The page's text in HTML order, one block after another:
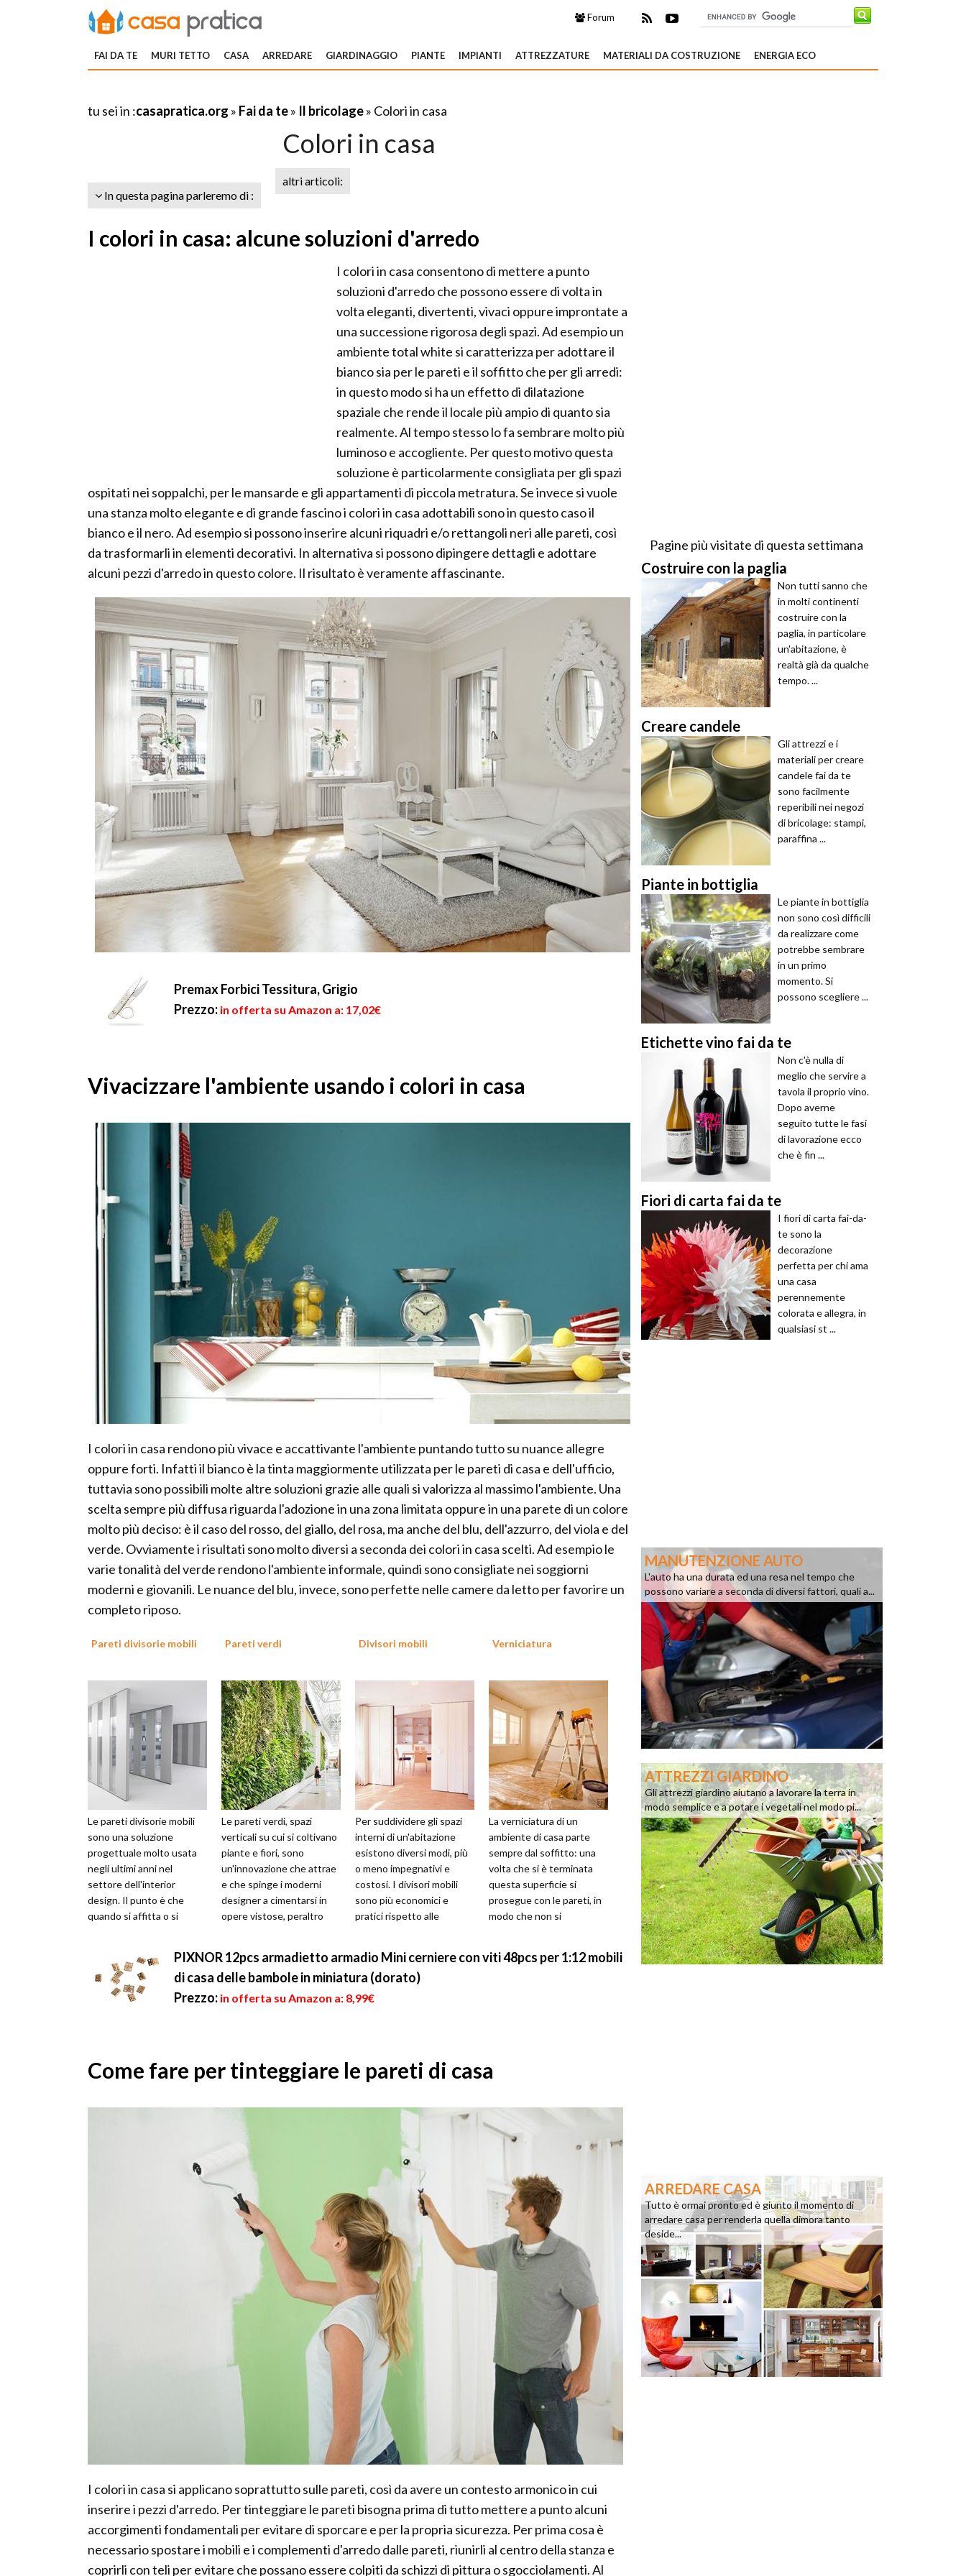
Forum
FAI DA TE MURI TETTO CASA ARREDARE GIARDINAGGIO PIANTE IMPIANTI ATTREZZATURE MATERIALI DA COSTRUZIONE ENERGIA ECO
tu sei in :casapratica.org » Fai da te» Il bricolage» Colori in casa
Colori in casa
In questa pagina parleremo di :
altri articoli:
I colori in casa: alcune soluzioni d'arredo
I colori in casa consentono di mettere a punto
soluzioni d'arredo che possono essere di volta in
volta eleganti, divertenti, vivaci oppure improntate a
una successione rigorosa degli spazi. Ad esempio un
ambiente total white si caratterizza per adottare il
bianco sia per le pareti e il soffitto che per gli arredi:
in questo modo si ha un effetto di dilatazione
spaziale che rende il locale più ampio di quanto sia
realmente. Al tempo stesso lo fa sembrare molto più
luminoso e accogliente. Per questo motivo questa
soluzione è particolarmente consigliata per gli spazi
ospitati nei soppalchi, per le mansarde e gli appartamenti di piccola metratura. Se invece si vuole
una stanza molto elegante e di grande fascino i colori in casa adottabili sono in questo caso il
bianco e il nero. Ad esempio si possono inserire alcuni riquadri e/o rettangoli neri alle pareti, così
da trasformarli in elementi decorativi. In alternativa si possono dipingere dettagli e adottare
alcuni pezzi d'arredo in questo colore. Il risultato è veramente affascinante.
Premax Forbici Tessitura, Grigio
Prezzo: in offerta su Amazon a: 17,02€
Vivacizzare l'ambiente usando i colori in casa
I colori in casa rendono più vivace e accattivante l'ambiente puntando tutto su nuance allegre
oppure forti. Infatti il bianco è la tinta maggiormente utilizzata per le pareti di casa e dell'ufficio,
tuttavia sono possibili molte altre soluzioni grazie alle quali si valorizza al massimo l'ambiente. Una
scelta sempre più diffusa riguarda l'adozione in una zona limitata oppure in una parete di un colore
molto più deciso: è il caso del rosso, del giallo, del rosa, ma anche del blu, dell'azzurro, del viola e del
verde. Ovviamente i risultati sono molto diversi a seconda dei colori in casa scelti. Ad esempio le
varie tonalità del verde rendono l'ambiente informale, quindi sono consigliate nei soggiorni
moderni e giovanili. Le nuance del blu, invece, sono perfette nelle camere da letto per favorire un
completo riposo.
Pareti divisorie mobili
Le pareti divisorie mobili
sono una soluzione
progettuale molto usata
negli ultimi anni nel
settore dell'interior
design. Il punto è che
quando si affitta o si
Pareti verdi
Le pareti verdi, spazi
verticali su cui si coltivano
piante e fiori, sono
un'innovazione che attrae
e che spinge i moderni
designer a cimentarsi in
opere vistose, peraltro
Divisori mobili
Per suddividere gli spazi
interni di un'abitazione
esistono diversi modi, più
o meno impegnativi e
costosi. I divisori mobili
sono più economici e
pratici rispetto alle
Verniciatura
La verniciatura di un
ambiente di casa parte
sempre dal soffitto: una
volta che si è terminata
questa superficie si
prosegue con le pareti, in
modo che non si
PIXNOR 12pcs armadietto armadio Mini cerniere con viti 48pcs per 1:12 mobili
di casa delle bambole in miniatura (dorato)
Prezzo: in offerta su Amazon a: 8,99€
Come fare per tinteggiare le pareti di casa
I colori in casa si applicano soprattutto sulle pareti, così da avere un contesto armonico in cui
inserire i pezzi d'arredo. Per tinteggiare le pareti bisogna prima di tutto mettere a punto alcuni
accorgimenti fondamentali per evitare di sporcare e per la propria sicurezza. Per prima cosa è
necessario spostare i mobili e i complementi d'arredo dalle pareti, riunirli al centro della stanza e
coprirli con teli per evitare che possano essere colpiti da schizzi di pittura o sgocciolamenti. Al
Pagine più visitate di questa settimana
Costruire con la paglia
Non tutti sanno che
in molti continenti
costruire con la
paglia, in particolare
un'abitazione, è
realtà già da qualche
tempo. ...
Creare candele
Gli attrezzi e i
materiali per creare
candele fai da te
sono facilmente
reperibili nei negozi
di bricolage: stampi,
paraffina ...
Piante in bottiglia
Le piante in bottiglia
non sono così difficili
da realizzare come
potrebbe sembrare
in un primo
momento. Si
possono scegliere ...
Etichette vino fai da te
Non c'è nulla di
meglio che servire a
tavola il proprio vino.
Dopo averne
seguito tutte le fasi
di lavorazione ecco
che è fin ...
Fiori di carta fai da te
I fiori di carta fai-da-
te sono la
decorazione
perfetta per chi ama
una casa
perennemente
colorata e allegra, in
qualsiasi st ...
MANUTENZIONE AUTO
L'auto ha una durata ed una resa nel tempo che
possono variare a seconda di diversi fattori, quali a...
ATTREZZI GIARDINO
Gli attrezzi giardino aiutano a lavorare la terra in
modo semplice e a potare i vegetali nel modo pi...
ARREDARE CASA
Tutto è ormai pronto ed è giunto il momento di
arredare casa per renderla quella dimora tanto
deside...